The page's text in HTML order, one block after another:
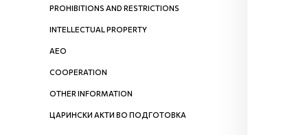
PROHIBITIONS AND RESTRICTIONS
INTELLECTUAL PROPERTY
AEO
COOPERATION
OTHER INFORMATION
ЦАРИНСКИ АКТИ ВО ПОДГОТОВКА